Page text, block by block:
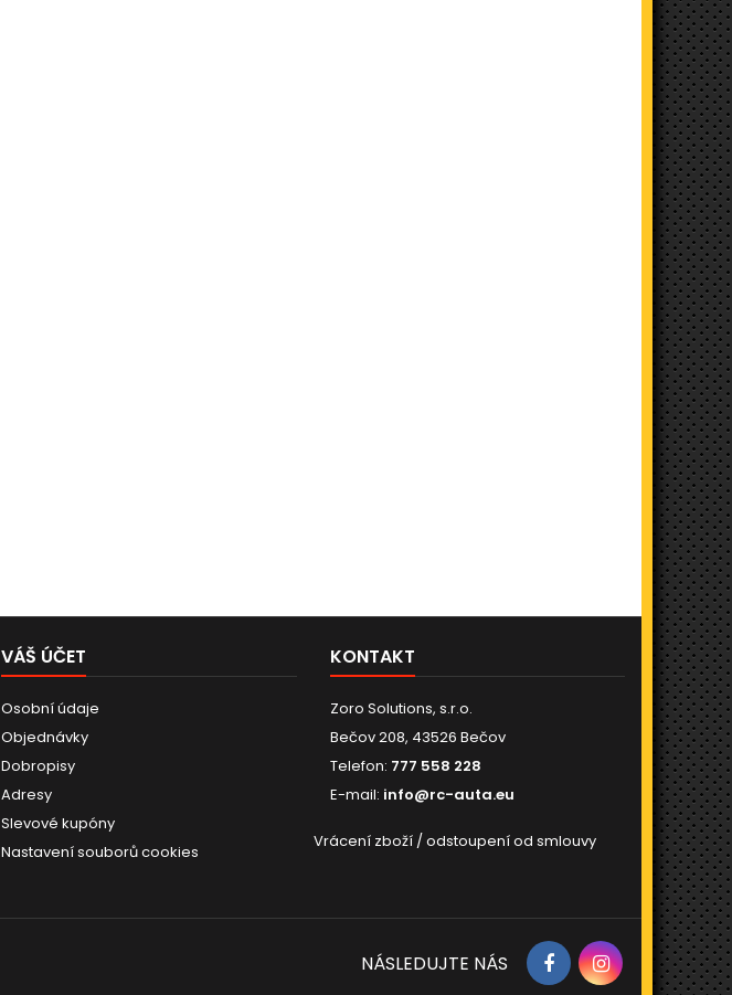
VÁŠ ÚČET
Osobní údaje
Objednávky
Dobropisy
Adresy
Slevové kupóny
Nastavení souborů cookies
KONTAKT
Zoro Solutions, s.r.o.
Bečov 208, 43526 Bečov
Telefon: 777 558 228
E-mail: info@rc-auta.eu
Vrácení zboží / odstoupení od smlouvy
NÁSLEDUJTE NÁS